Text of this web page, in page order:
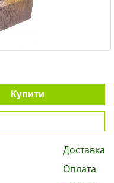
Купити
Доставка
Оплата